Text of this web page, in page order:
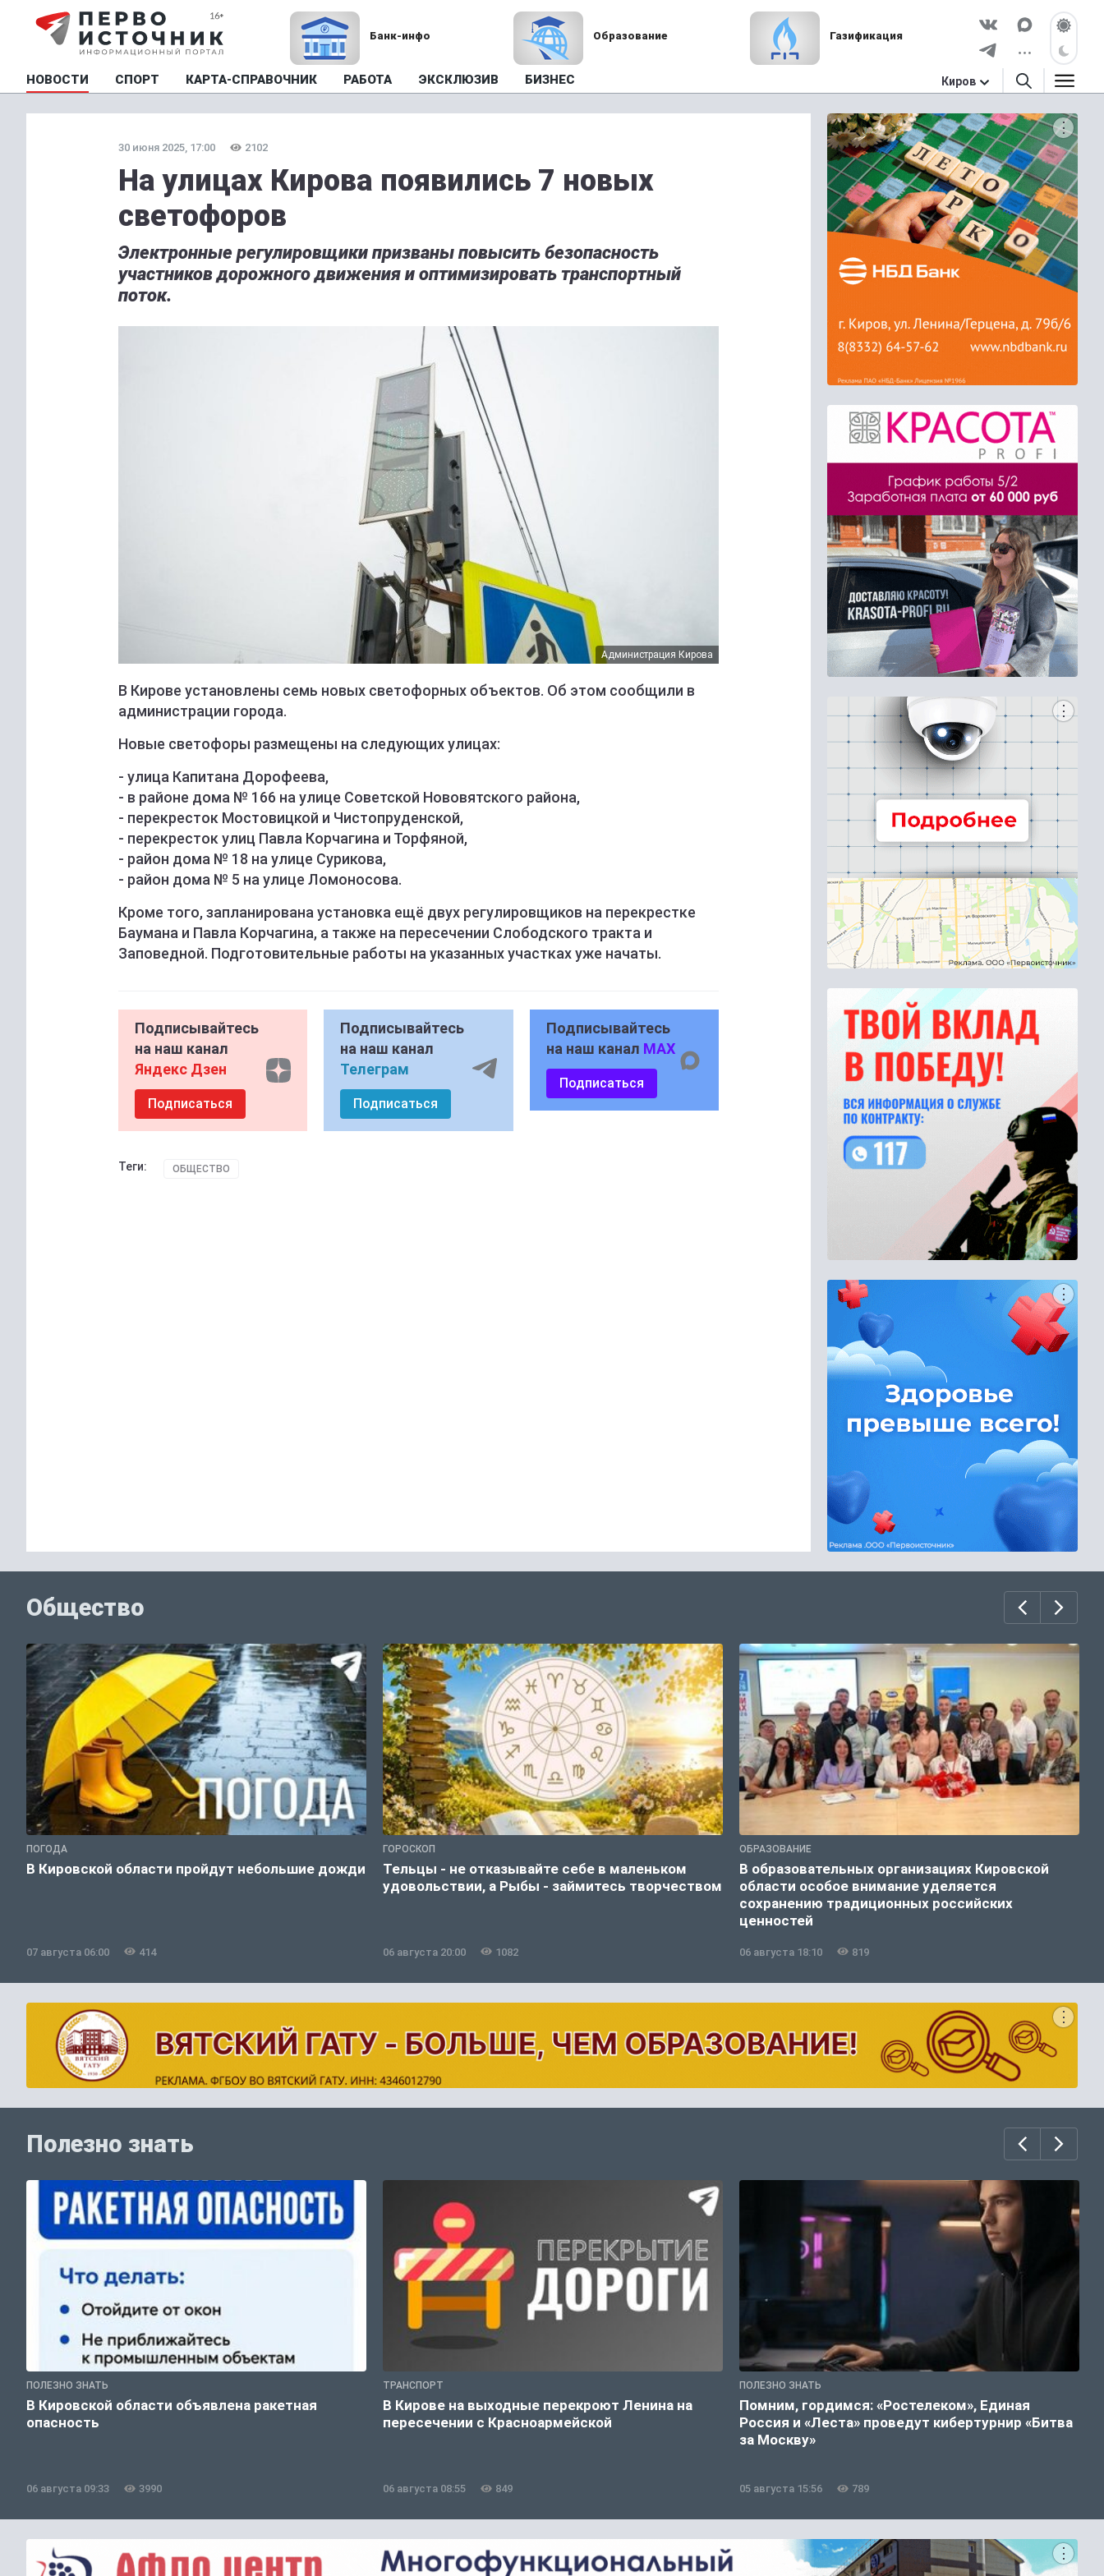
Банк-инфо Образование Газификация
НОВОСТИ СПОРТ КАРТА-СПРАВОЧНИК РАБОТА ЭКСКЛЮЗИВ БИЗНЕС Киров
30 июня 2025, 17:00 2102
На улицах Кирова появились 7 новых
светофоров
Электронные регулировщики призваны повысить безопасность
участников дорожного движения и оптимизировать транспортный
поток.
Администрация Кирова
В Кирове установлены семь новых светофорных объектов. Об этом сообщили в
администрации города.
Новые светофоры размещены на следующих улицах:
- улица Капитана Дорофеева,
- в районе дома № 166 на улице Советской Нововятского района,
- перекресток Мостовицкой и Чистопруденской,
- перекресток улиц Павла Корчагина и Торфяной,
- район дома № 18 на улице Сурикова,
- район дома № 5 на улице Ломоносова.
Кроме того, запланирована установка ещё двух регулировщиков на перекрестке
Баумана и Павла Корчагина, а также на пересечении Слободского тракта и
Заповедной. Подготовительные работы на указанных участках уже начаты.
Подписывайтесь
на наш канал
Яндекс Дзен
Подписаться
Подписывайтесь
на наш канал
Телеграм
Подписаться
Подписывайтесь
на наш канал MAX
Подписаться
Теги: ОБЩЕСТВО
Общество
ПОГОДА
В Кировской области пройдут небольшие дожди
07 августа 06:00 414
ГОРОСКОП
Тельцы - не отказывайте себе в маленьком
удовольствии, а Рыбы - займитесь творчеством
06 августа 20:00 1082
ОБРАЗОВАНИЕ
В образовательных организациях Кировской
области особое внимание уделяется
сохранению традиционных российских
ценностей
06 августа 18:10 819
Полезно знать
ПОЛЕЗНО ЗНАТЬ
В Кировской области объявлена ракетная
опасность
06 августа 09:33 3990
ТРАНСПОРТ
В Кирове на выходные перекроют Ленина на
пересечении с Красноармейской
06 августа 08:55 849
ПОЛЕЗНО ЗНАТЬ
Помним, гордимся: «Ростелеком», Единая
Россия и «Леста» проведут кибертурнир «Битва
за Москву»
05 августа 15:56 789